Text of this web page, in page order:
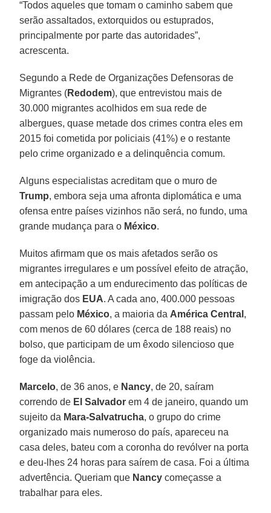
“Todos aqueles que tomam o caminho sabem que
serão assaltados, extorquidos ou estuprados,
principalmente por parte das autoridades”,
acrescenta.
Segundo a Rede de Organizações Defensoras de
Migrantes (Redodem), que entrevistou mais de
30.000 migrantes acolhidos em sua rede de
albergues, quase metade dos crimes contra eles em
2015 foi cometida por policiais (41%) e o restante
pelo crime organizado e a delinquência comum.
Alguns especialistas acreditam que o muro de
Trump, embora seja uma afronta diplomática e uma
ofensa entre países vizinhos não será, no fundo, uma
grande mudança para o México.
Muitos afirmam que os mais afetados serão os
migrantes irregulares e um possível efeito de atração,
em antecipação a um endurecimento das políticas de
imigração dos EUA. A cada ano, 400.000 pessoas
passam pelo México, a maioria da América Central ,
com menos de 60 dólares (cerca de 188 reais) no
bolso, que participam de um êxodo silencioso que
foge da violência.
Marcelo, de 36 anos, e Nancy, de 20, saíram
correndo de El Salvador em 4 de janeiro, quando um
sujeito da Mara-Salvatrucha, o grupo do crime
organizado mais numeroso do país, apareceu na
casa deles, bateu com a coronha do revólver na porta
e deu-lhes 24 horas para saírem de casa. Foi a última
advertência. Queriam que Nancy começasse a
trabalhar para eles.